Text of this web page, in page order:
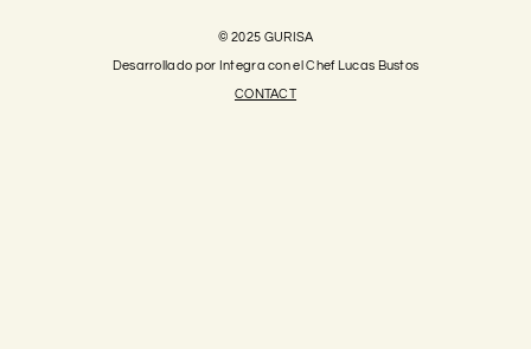
© 2025 GURISA
Desarrollado por Integra con el Chef Lucas Bustos
CONTACT